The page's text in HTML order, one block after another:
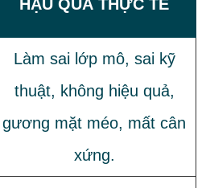
HẬU QUẢ THỰC TẾ
Làm sai lớp mô, sai kỹ
thuật, không hiệu quả,
gương mặt méo, mất cân
xứng.